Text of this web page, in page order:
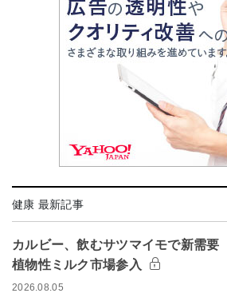
健康 最新記事
カルビー、飲むサツマイモで新需要
植物性ミルク市場参入
2026.08.05